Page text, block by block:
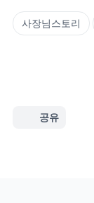
사장님스토리
공유